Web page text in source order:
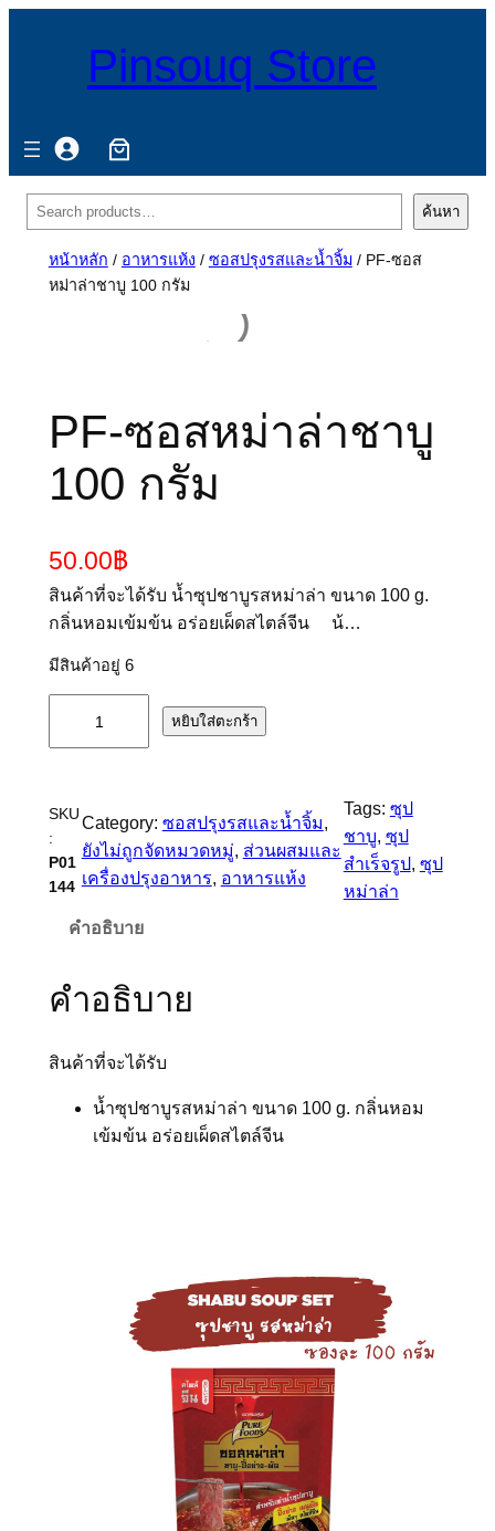
Pinsouq Store
ค้นหา ค้นหา
หน้าหลัก / อาหารแห้ง / ซอสปรุงรสและน้ำจิ้ม / PF-ซอส
หม่าล่าชาบู 100 กรัม
PF-ซอสหม่าล่าชาบู
100 กรัม
50.00฿
สินค้าที่จะได้รับ น้ำซุปชาบูรสหม่าล่า ขนาด 100 g.
กลิ่นหอมเข้มข้น อร่อยเผ็ดสไตล์จีน น้…
มีสินค้าอยู่ 6
P
F
-
ม่
ล่
หยิบใส่ตะกร้า
SKU
:
P01
144
Category: ซอสปรุงรสและน้ำจิ้ม
ยังไม่ถูกจัดหมวดหมู่, ส่วนผสมและ
เครื่องปรุงอาหาร, อาหารแห้ง
Tags: ซุป
ชาบู, ซุป
สำเร็จรูป, ซุป
หม่าล่า
คำอธิบาย
คำอธิบาย
สินค้าที่จะได้รับ
น้ำซุปชาบูรสหม่าล่า ขนาด 100 g. กลิ่นหอม
เข้มข้น อร่อยเผ็ดสไตล์จีน